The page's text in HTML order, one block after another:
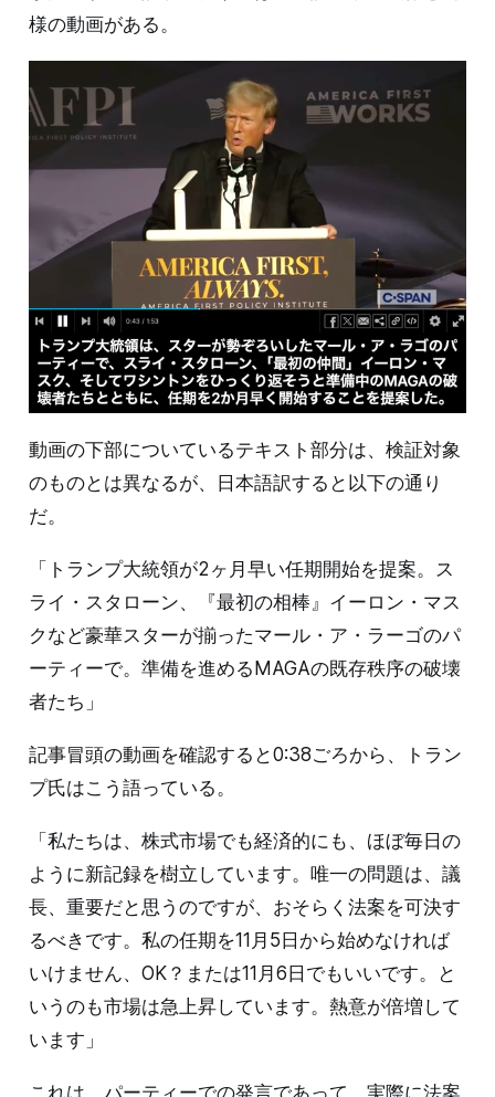
様の動画がある。
動画の下部についているテキスト部分は、検証対象
のものとは異なるが、日本語訳すると以下の通り
だ。
「トランプ大統領が2ヶ月早い任期開始を提案。ス
ライ・スタローン、『最初の相棒』イーロン・マス
クなど豪華スターが揃ったマール・ア・ラーゴのパ
ーティーで。準備を進めるMAGAの既存秩序の破壊
者たち」
記事冒頭の動画を確認すると0:38ごろから、トラン
プ氏はこう語っている。
「私たちは、株式市場でも経済的にも、ほぼ毎日の
ように新記録を樹立しています。唯一の問題は、議
長、重要だと思うのですが、おそらく法案を可決す
るべきです。私の任期を11月5日から始めなければ
いけません、OK？または11月6日でもいいです。と
いうのも市場は急上昇しています。熱意が倍増して
います」
これは、パーティーでの発言であって、実際に法案